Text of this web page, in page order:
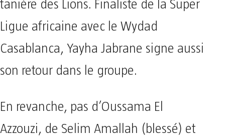
tanière des Lions. Finaliste de la Super
Ligue africaine avec le Wydad
Casablanca, Yayha Jabrane signe aussi
son retour dans le groupe.
En revanche, pas d’Oussama El
Azzouzi, de Selim Amallah (blessé) et